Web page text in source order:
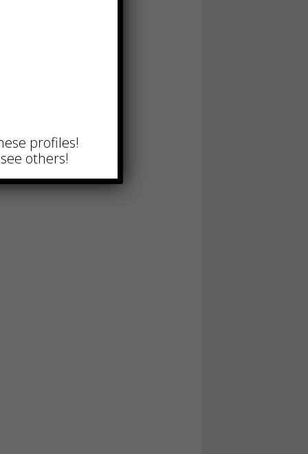
profiles!
others!